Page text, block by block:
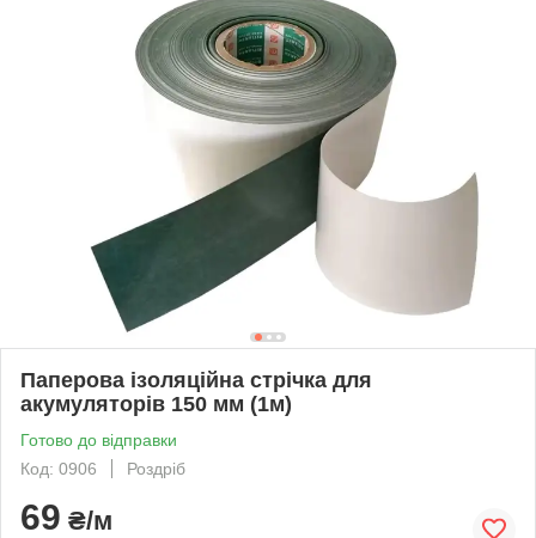
Паперова ізоляційна стрічка для
акумуляторів 150 мм (1м)
Готово до відправки
Код: 0906
Роздріб
69 ₴/м